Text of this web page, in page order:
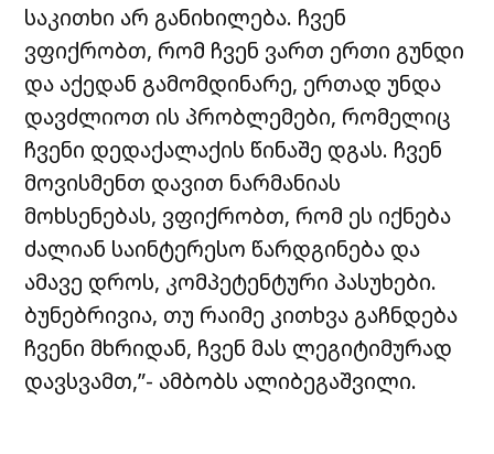
საკითხი არ განიხილება. ჩვენ
ვფიქრობთ, რომ ჩვენ ვართ ერთი გუნდი
და აქედან გამომდინარე, ერთად უნდა
დავძლიოთ ის პრობლემები, რომელიც
ჩვენი დედაქალაქის წინაშე დგას. ჩვენ
მოვისმენთ დავით ნარმანიას
მოხსენებას, ვფიქრობთ, რომ ეს იქნება
ძალიან საინტერესო წარდგინება და
ამავე დროს, კომპეტენტური პასუხები.
ბუნებრივია, თუ რაიმე კითხვა გაჩნდება
ჩვენი მხრიდან, ჩვენ მას ლეგიტიმურად
დავსვამთ,”- ამბობს ალიბეგაშვილი.